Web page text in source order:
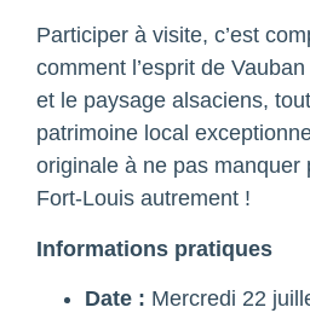
Participer à visite, c’est
comment l’esprit de
et le paysage alsaciens,
patrimoine local
originale à ne pas manquer
Fort-Louis autrement !
Informations pratiques
Date : Mercredi 22